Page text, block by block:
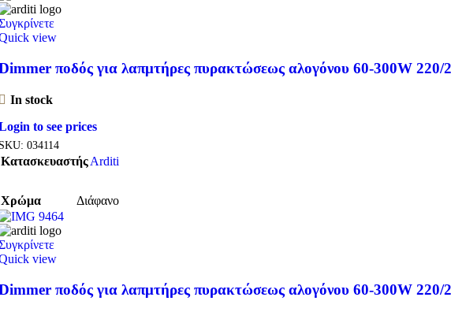
view
ποδός για λαπμτήρες πυρακτώσεως αλογόνου 60-300W 220/
In stock
to see prices
034114
ΚατασκευαστήςArditi
Χρώμα Διάφανο
view
ποδός για λαπμτήρες πυρακτώσεως αλογόνου 60-300W 220/